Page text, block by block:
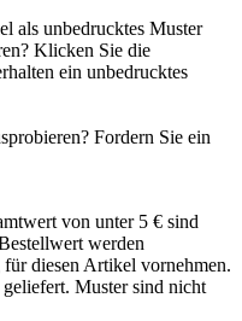
als unbedrucktes Muster
Klicken Sie die
ein unbedrucktes
Fordern Sie ein
von unter 5 € sind
werden
diesen Artikel vornehmen.
Muster sind nicht